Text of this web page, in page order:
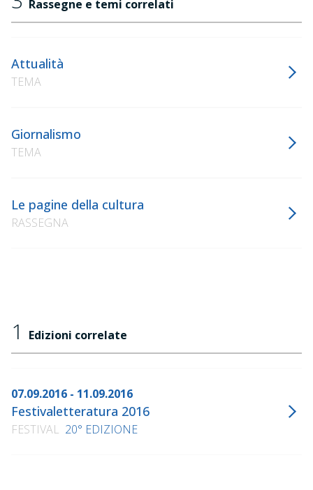
Rassegne e temi correlati
Attualità
TEMA
Giornalismo
TEMA
Le pagine della cultura
RASSEGNA
1 Edizioni correlate
07.09.2016 - 11.09.2016
Festivaletteratura 2016
FESTIVAL 20° EDIZIONE